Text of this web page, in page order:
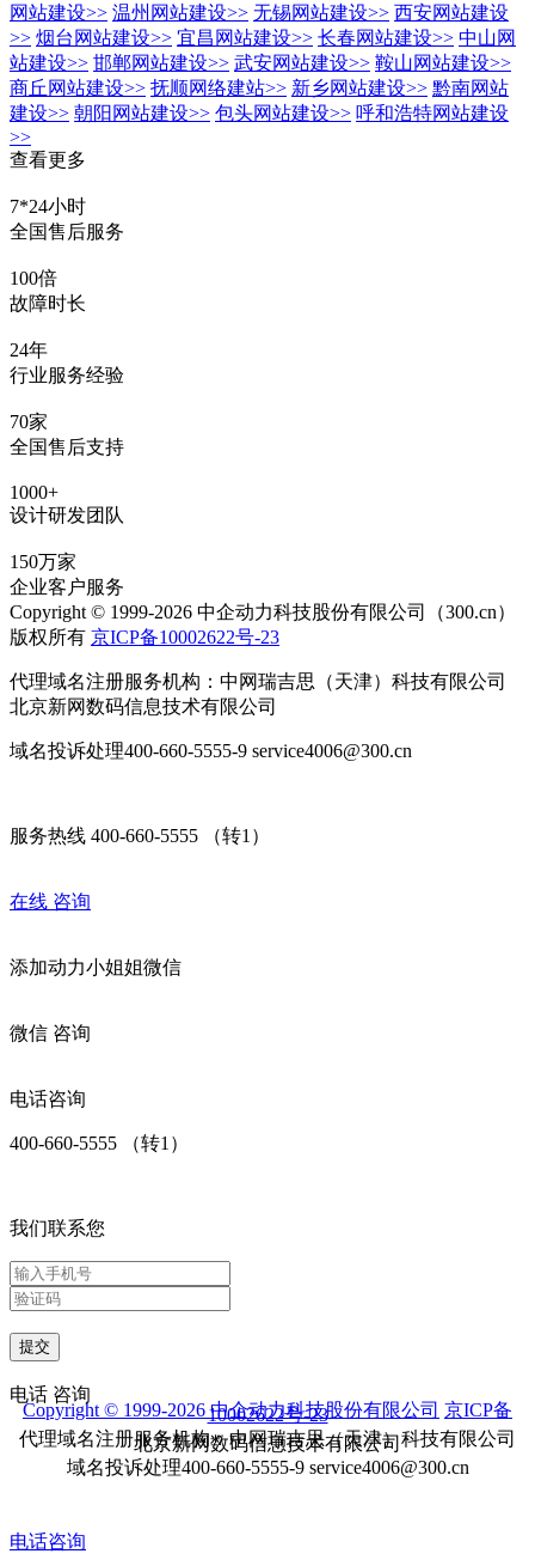
网站建设>> 温州网站建设>> 无锡网站建设>> 西安网站建设
>> 烟台网站建设>> 宜昌网站建设>> 长春网站建设>> 中山网
站建设>> 邯郸网站建设>> 武安网站建设>> 鞍山网站建设>>
商丘网站建设>> 抚顺网络建站>> 新乡网站建设>> 黔南网站
建设>> 朝阳网站建设>> 包头网站建设>> 呼和浩特网站建设
>>
查看更多
7*24小时
全国售后服务
100倍
故障时长
24年
行业服务经验
70家
全国售后支持
1000+
设计研发团队
150万家
企业客户服务
Copyright © 1999-2026 中企动力科技股份有限公司（300.cn）
版权所有 京ICP备10002622号-23
代理域名注册服务机构：中网瑞吉思（天津）科技有限公司
北京新网数码信息技术有限公司
域名投诉处理400-660-5555-9 service4006@300.cn
服务热线 400-660-5555 （转1）
在线 咨询
添加动力小姐姐微信
微信 咨询
电话咨询
400-660-5555 （转1）
我们联系您
提交
电话 咨询
Copyright © 1999-2026 中企动力科技股份有限公司 京ICP备
10002622号-23
代理域名注册服务机构：中网瑞吉思（天津）科技有限公司
北京新网数码信息技术有限公司
域名投诉处理400-660-5555-9 service4006@300.cn
电话咨询